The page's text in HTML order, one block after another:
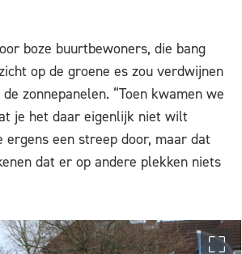
boze buurtbewoners, die bang
op de groene es zou verdwijnen
zonnepanelen. “Toen kwamen we
je het daar eigenlijk niet wilt
ergens een streep door, maar dat
dat er op andere plekken niets